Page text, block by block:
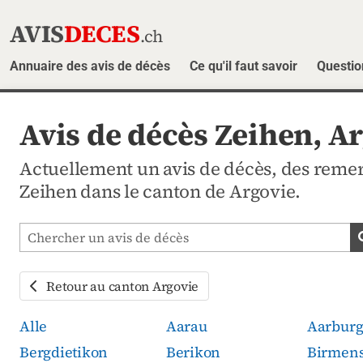
AVISDECES.ch
Annuaire des avis de décès Ce qu'il faut savoir
Avis de décès Zeihen,
Actuellement un avis de décès, des
Zeihen dans le canton de Argovie.
Chercher les avis mortuaires
Retour au canton Argovie
Alle Aarau
Aarburg
Bergdietikon
Berikon